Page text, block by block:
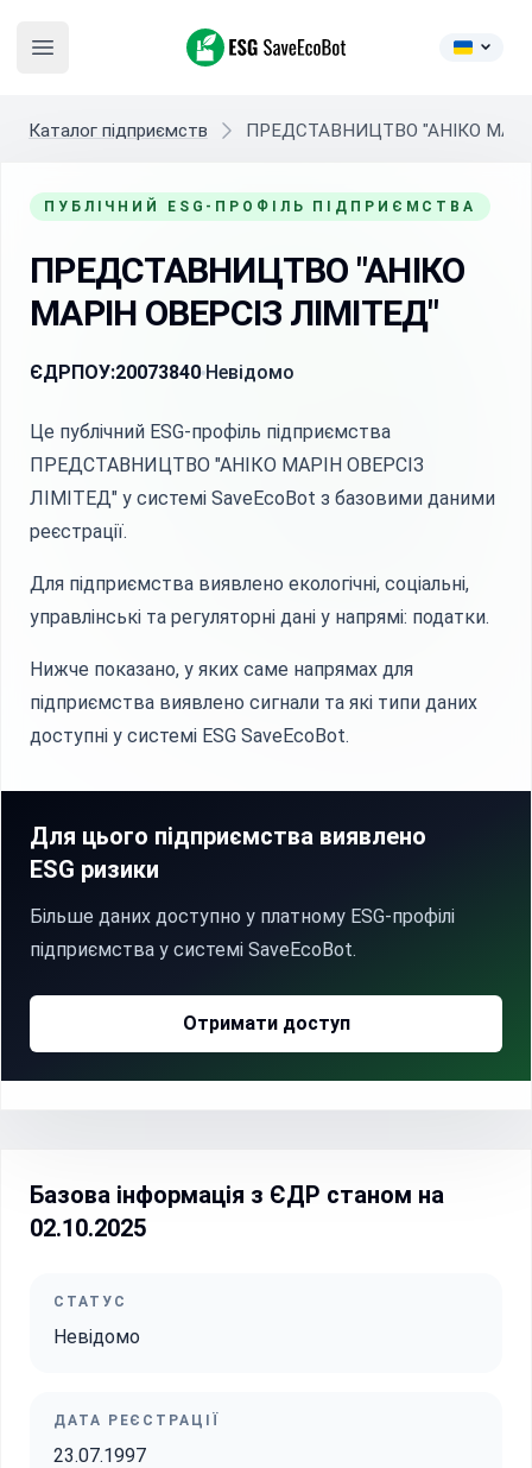
Open main menu
ESG SaveEcoBot
Каталог підприємств ПРЕДСТАВНИЦТВО "АНІКО
ПУБЛІЧНИЙ ESG-ПРОФІЛЬ ПІДПРИЄМСТВА
ПРЕДСТАВНИЦТВО "АНІКО
МАРІН ОВЕРСІЗ ЛІМІТЕД"
ЄДРПОУ:20073840 Невідомо
Це публічний ESG-профіль підприємства
ПРЕДСТАВНИЦТВО "АНІКО МАРІН ОВЕРСІЗ
ЛІМІТЕД" у системі SaveEcoBot з базовими даними
реєстрації.
Для підприємства виявлено екологічні, соціальні,
управлінські та регуляторні дані у напрямі: податки.
Нижче показано, у яких саме напрямах для
підприємства виявлено сигнали та які типи даних
доступні у системі ESG SaveEcoBot.
Для цього підприємства виявлено
ESG ризики
Більше даних доступно у платному ESG-профілі
підприємства у системі SaveEcoBot.
Отримати доступ
Базова інформація з ЄДР станом на
02.10.2025
СТАТУС
Невідомо
ДАТА РЕЄСТРАЦІЇ
23.07.1997